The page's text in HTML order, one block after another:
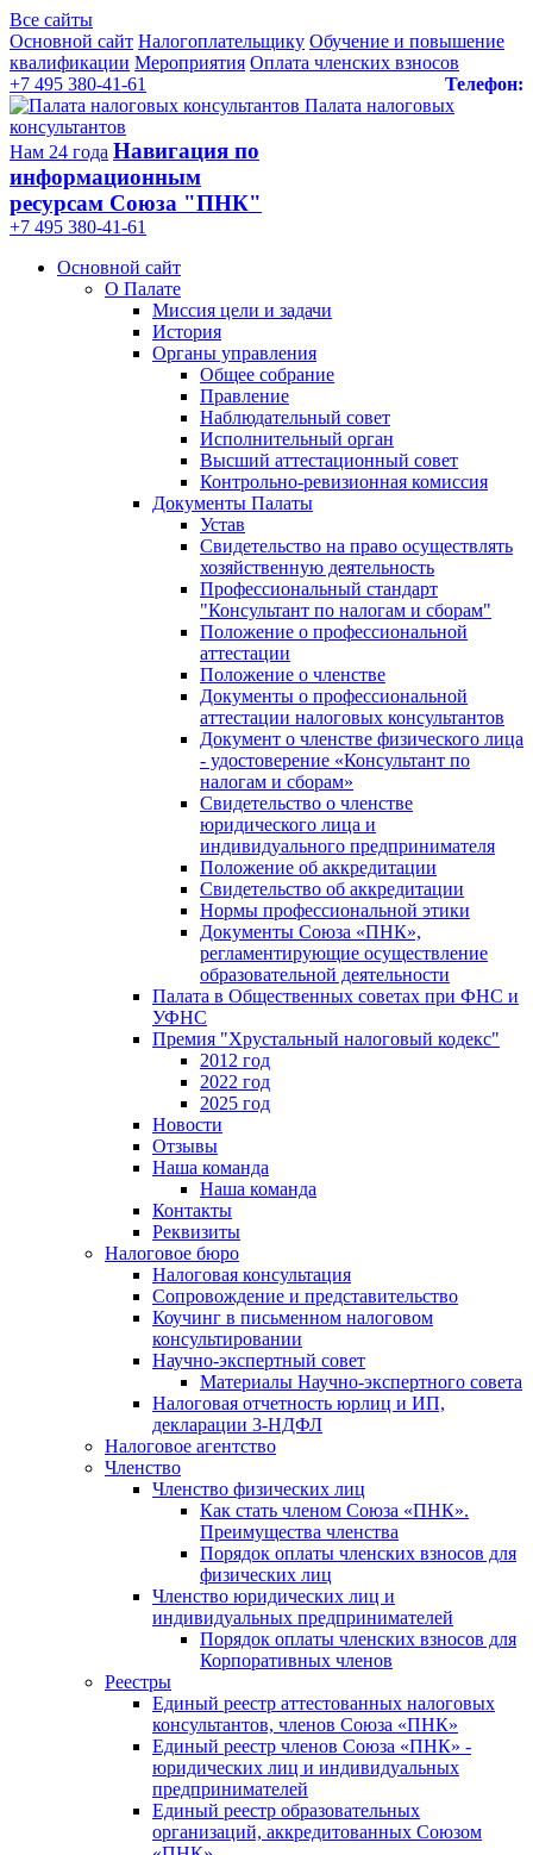
Все сайты
Основной сайт Налогоплательщику Обучение и повышение
квалификации Мероприятия Оплата членских взносов
Телефон:
+7 495 380-41-61
Палата налоговых
консультантов
Нам 24 года Навигация по
информационным
ресурсам Союза "ПНК"
+7 495 380‑41‑61
Основной сайт
О Палате
Миссия цели и задачи
История
Органы управления
Общее собрание
Правление
Наблюдательный совет
Исполнительный орган
Высший аттестационный совет
Контрольно-ревизионная комиссия
Документы Палаты
Устав
Свидетельство на право осуществлять
хозяйственную деятельность
Профессиональный стандарт
"Консультант по налогам и сборам"
Положение о профессиональной
аттестации
Положение о членстве
Документы о профессиональной
аттестации налоговых консультантов
Документ о членстве физического лица
- удостоверение «Консультант по
налогам и сборам»
Свидетельство о членстве
юридического лица и
индивидуального предпринимателя
Положение об аккредитации
Свидетельство об аккредитации
Нормы профессиональной этики
Документы Союза «ПНК»,
регламентирующие осуществление
образовательной деятельности
Палата в Общественных советах при ФНС и
УФНС
Премия "Хрустальный налоговый кодекс"
2012 год
2022 год
2025 год
Новости
Отзывы
Наша команда
Наша команда
Контакты
Реквизиты
Налоговое бюро
Налоговая консультация
Cопровождение и представительство
Коучинг в письменном налоговом
консультировании
Научно-экспертный совет
Материалы Научно-экспертного совета
Налоговая отчетность юрлиц и ИП,
декларации 3-НДФЛ
Налоговое агентство
Членство
Членство физических лиц
Как стать членом Союза «ПНК».
Преимущества членства
Порядок оплаты членских взносов для
физических лиц
Членство юридических лиц и
индивидуальных предпринимателей
Порядок оплаты членских взносов для
Корпоративных членов
Реестры
Единый реестр аттестованных налоговых
консультантов, членов Союза «ПНК»
Единый реестр членов Союза «ПНК» -
юридических лиц и индивидуальных
предпринимателей
Единый реестр образовательных
организаций, аккредитованных Союзом